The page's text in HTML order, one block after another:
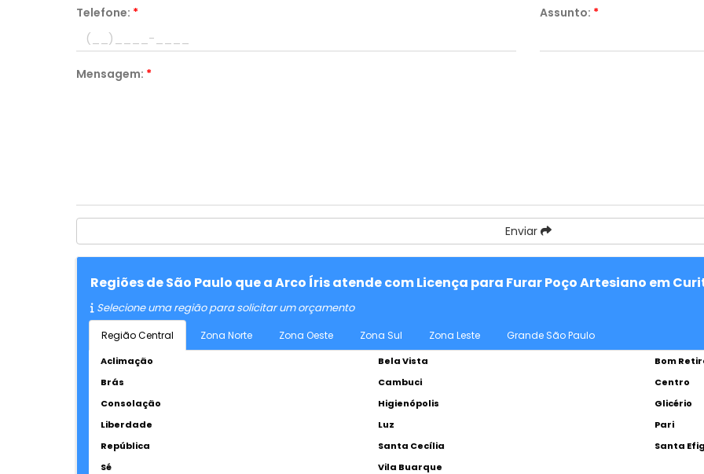
Telefone: * Assunto: *
Mensagem: *
Enviar
Regiões de São Paulo que a Arco Íris atende com Licença para Furar Poço Artesiano em
Selecione uma região para solicitar um orçamento
Região Central Zona Norte Zona Oeste Zona Sul Zona Leste Grande São Paulo
Aclimação Bela Vista
Bom
Brás
Cambuci
Centro
Consolação
Higienópolis
Glicério
Liberdade
Luz
Pari
República
Santa Cecília
Santa
Sé
Vila Buarque